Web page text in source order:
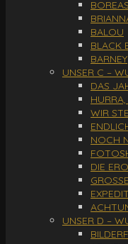
BOREAS
BALOU
BLACK
BARNEY
UNSER C –
DAS
WIR
NOCH
DIE
UNSER D –